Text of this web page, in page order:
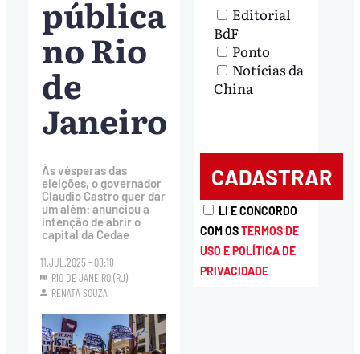
pública
no Rio
de
Janeiro
Às vésperas das
eleições, o governador
Claudio Castro quer dar
um além: anunciou a
intenção de abrir o
capital da Cedae
11.JUL.2025 - 08:18
RIO DE JANEIRO (RJ)
RENATA SOUZA
Editorial
BdF
Ponto
Notícias da
China
LI E CONCORDO
COM OSTERMOS DE
USO E POLÍTICA DE
PRIVACIDADE